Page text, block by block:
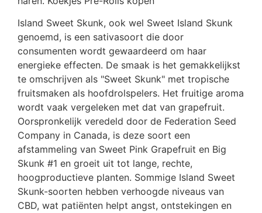
Island Sweet Skunk, ook wel Sweet Island Skunk
genoemd, is een sativasoort die door
consumenten wordt gewaardeerd om haar
energieke effecten. De smaak is het gemakkelijkst
te omschrijven als "Sweet Skunk" met tropische
fruitsmaken als hoofdrolspelers. Het fruitige aroma
wordt vaak vergeleken met dat van grapefruit.
Oorspronkelijk veredeld door de Federation Seed
Company in Canada, is deze soort een
afstammeling van Sweet Pink Grapefruit en Big
Skunk #1 en groeit uit tot lange, rechte,
hoogproductieve planten. Sommige Island Sweet
Skunk-soorten hebben verhoogde niveaus van
CBD, wat patiënten helpt angst, ontstekingen en